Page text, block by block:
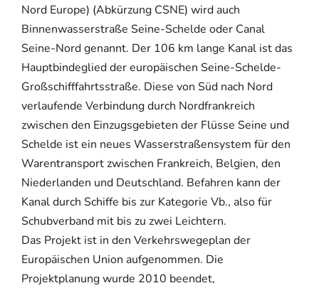
Nord Europe) (Abkürzung CSNE) wird auch
Binnenwasserstraße Seine-Schelde oder Canal
Seine-Nord genannt. Der 106 km lange Kanal ist das
Hauptbindeglied der europäischen Seine-Schelde-
Großschifffahrtsstraße. Diese von Süd nach Nord
verlaufende Verbindung durch Nordfrankreich
zwischen den Einzugsgebieten der Flüsse Seine und
Schelde ist ein neues Wasserstraßensystem für den
Warentransport zwischen Frankreich, Belgien, den
Niederlanden und Deutschland. Befahren kann der
Kanal durch Schiffe bis zur Kategorie Vb., also für
Schubverband mit bis zu zwei Leichtern.
Das Projekt ist in den Verkehrswegeplan der
Europäischen Union aufgenommen. Die
Projektplanung wurde 2010 beendet,